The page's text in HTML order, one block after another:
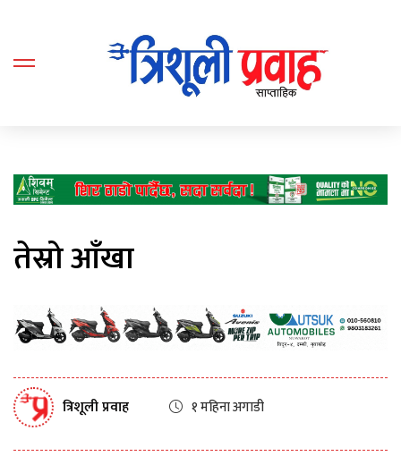
तेस्रो आँखा
त्रिशूली प्रवाह १ महिना अगाडी